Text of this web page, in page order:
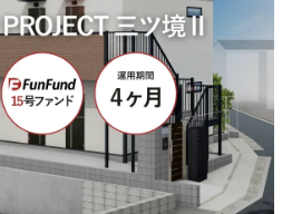
ー
リシー
ポリシー
る基本方針